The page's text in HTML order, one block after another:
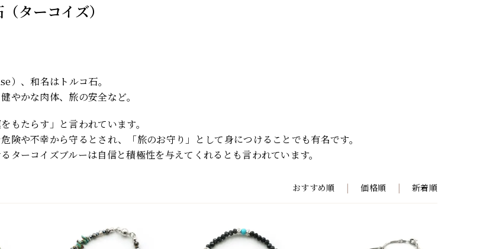
ターコイズ）
）、和名はトルコ石。
やかな肉体、旅の安全など。
もたらす」と言われています。
険や不幸から守るとされ、「旅のお守り」として身につけることでも有名です。
ターコイズブルーは自信と積極性を与えてくれるとも言われています。
おすすめ順 | 価格順 | 新着順